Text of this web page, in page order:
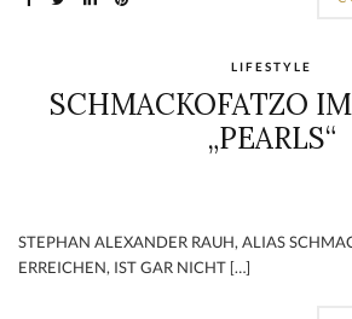
LIFESTYLE
SCHMACKOFATZO
„PEARLS“
STEPHAN ALEXANDER RAUH, ALIAS
ERREICHEN, IST GAR NICHT […]